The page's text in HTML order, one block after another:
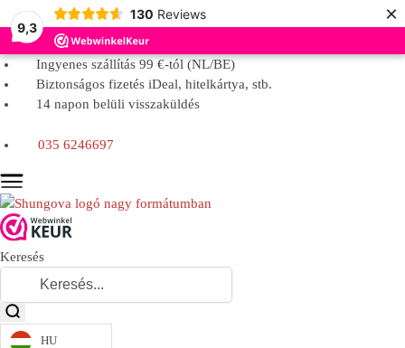
9,3
130 Reviews ×
Ingyenes szállítás 99 €-tól (NL/BE)
Biztonságos fizetés iDeal, hitelkártya, stb.
14 napon belüli visszaküldés
035 6246697
Keresés
HU